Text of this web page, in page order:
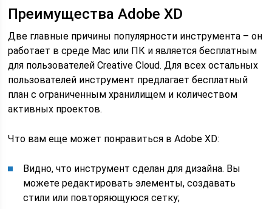
Преимущества Adobe XD
Две главные причины популярности инструмента – он
работает в среде Mac или ПК и является бесплатным
для пользователей Creative Cloud. Для всех остальных
пользователей инструмент предлагает бесплатный
план с ограниченным хранилищем и количеством
активных проектов.
Что вам еще может понравиться в Adobe XD:
Видно, что инструмент сделан для дизайна. Вы
можете редактировать элементы, создавать
стили или повторяющуюся сетку;